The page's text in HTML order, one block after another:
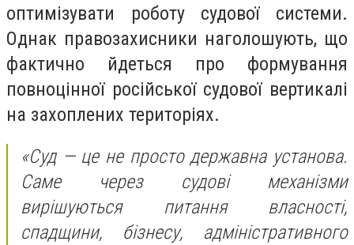
оптимізувати роботу судової системи.
Однак правозахисники наголошують, що
фактично йдеться про формування
повноцінної російської судової вертикалі
на захоплених територіях.
«Суд — це не просто державна установа.
Саме через судові механізми
вирішуються питання власності,
спадщини, бізнесу, адміністративного